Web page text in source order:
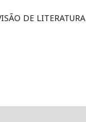
DE LITERATURA